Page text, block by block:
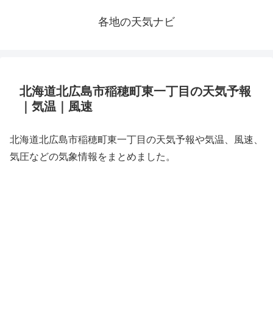
各地の天気ナビ
北海道北広島市稲穂町東一丁目の天気予報
｜気温｜風速
北海道北広島市稲穂町東一丁目の天気予報や気温、風速、
気圧などの気象情報をまとめました。